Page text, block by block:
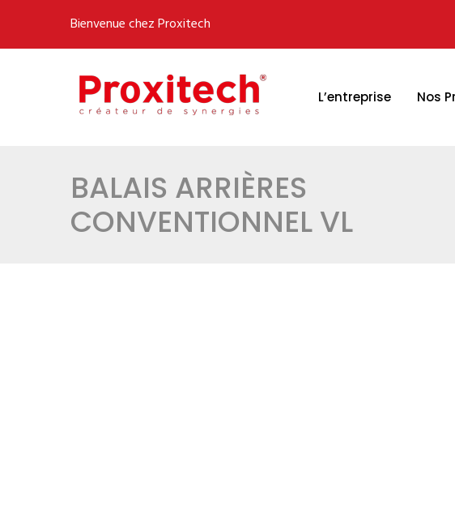
Bienvenue chez Proxitech
L’entreprise Nos
BALAIS ARRIÈRES
CONVENTIONNEL VL